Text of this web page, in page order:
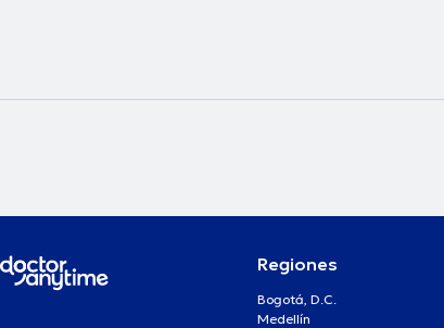
Regiones
Bogotá, D.C.
Medellín